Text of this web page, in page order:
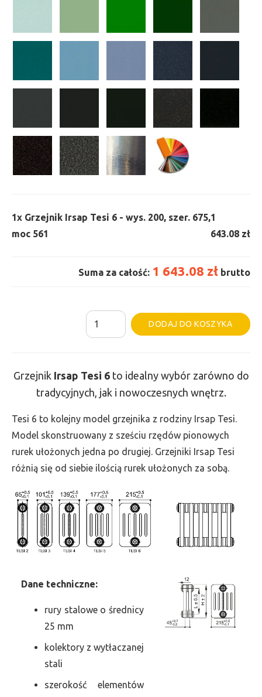
1x Grzejnik Irsap Tesi 6 - wys. 200, szer. 675,
moc 561
1
643.08 zł
Suma za całość: 1 643.08 zł brutto
ilość
Grzejnik
-
wys.
200,
szer.
675,
561
DODAJ DO KOSZYKA
Grzejnik Irsap Tesi 6to idealny wybór zarówno do
tradycyjnych, jak i nowoczesnych wnętrz.
Tesi 6 to kolejny model grzejnika z rodziny Irsap Tesi.
Model skonstruowany z sześciu rzędów pionowych
rurek ułożonych jedna po drugiej. Grzejniki Irsap Tesi
różnią się od siebie ilością rurek ułożonych za sobą.
Dane techniczne:
rury stalowe o średnicy
25 mm
kolektory z wytłaczanej
stali
szerokość elementów